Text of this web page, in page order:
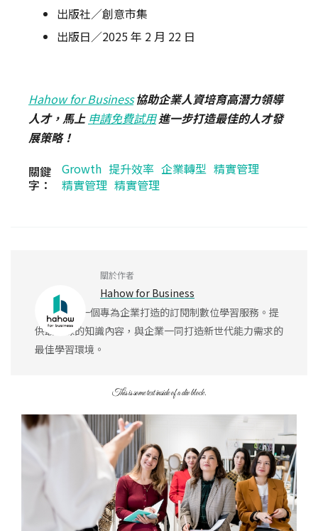
出版社／創意市集
出版日／2025 年 2 月 22 日
Hahow for Business 協助企業人資培育高潛力領導
人才，馬上 申請免費試用進一步打造最佳的人才發
展策略！
關鍵
字：
Growth 提升效率 企業轉型 精實管理
精實管理 精實管理
關於作者
Hahow for Business
Hahow 是一個專為企業打造的訂閱制數位學習服務。提
供最前線的知識內容，與企業一同打造新世代能力需求的
最佳學習環境。
This is some text inside of a div block.